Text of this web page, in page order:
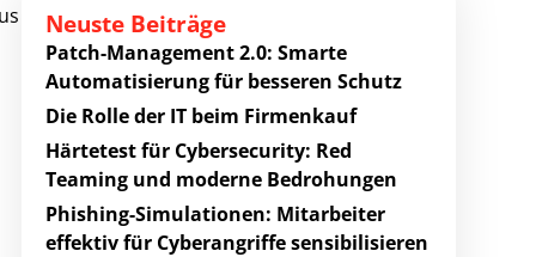
Neuste Beiträge
Patch-Management 2.0: Smarte
Automatisierung für besseren Schutz
Die Rolle der IT beim Firmenkauf
Härtetest für Cybersecurity: Red
Teaming und moderne Bedrohungen
Phishing-Simulationen: Mitarbeiter
effektiv für Cyberangriffe sensibilisieren